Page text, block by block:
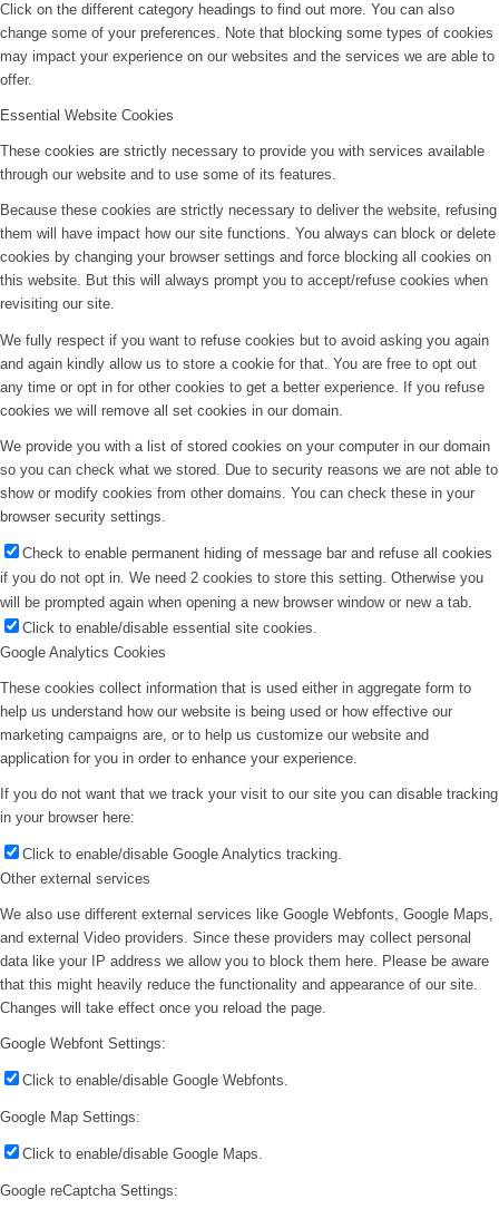
Click on the different category headings to find out more. You can also
change some of your preferences. Note that blocking some types of cookies
may impact your experience on our websites and the services we are able to
offer.
Essential Website Cookies
These cookies are strictly necessary to provide you with services available
through our website and to use some of its features.
Because these cookies are strictly necessary to deliver the website, refusing
them will have impact how our site functions. You always can block or delete
cookies by changing your browser settings and force blocking all cookies on
this website. But this will always prompt you to accept/refuse cookies when
revisiting our site.
We fully respect if you want to refuse cookies but to avoid asking you again
and again kindly allow us to store a cookie for that. You are free to opt out
any time or opt in for other cookies to get a better experience. If you refuse
cookies we will remove all set cookies in our domain.
We provide you with a list of stored cookies on your computer in our domain
so you can check what we stored. Due to security reasons we are not able to
show or modify cookies from other domains. You can check these in your
browser security settings.
Check to enable permanent hiding of message bar and refuse all cookies
if you do not opt in. We need 2 cookies to store this setting. Otherwise you
will be prompted again when opening a new browser window or new a tab.
Click to enable/disable essential site cookies.
Google Analytics Cookies
These cookies collect information that is used either in aggregate form to
help us understand how our website is being used or how effective our
marketing campaigns are, or to help us customize our website and
application for you in order to enhance your experience.
If you do not want that we track your visit to our site you can disable tracking
in your browser here:
Click to enable/disable Google Analytics tracking.
Other external services
We also use different external services like Google Webfonts, Google Maps,
and external Video providers. Since these providers may collect personal
data like your IP address we allow you to block them here. Please be aware
that this might heavily reduce the functionality and appearance of our site.
Changes will take effect once you reload the page.
Google Webfont Settings:
Click to enable/disable Google Webfonts.
Google Map Settings:
Click to enable/disable Google Maps.
Google reCaptcha Settings: